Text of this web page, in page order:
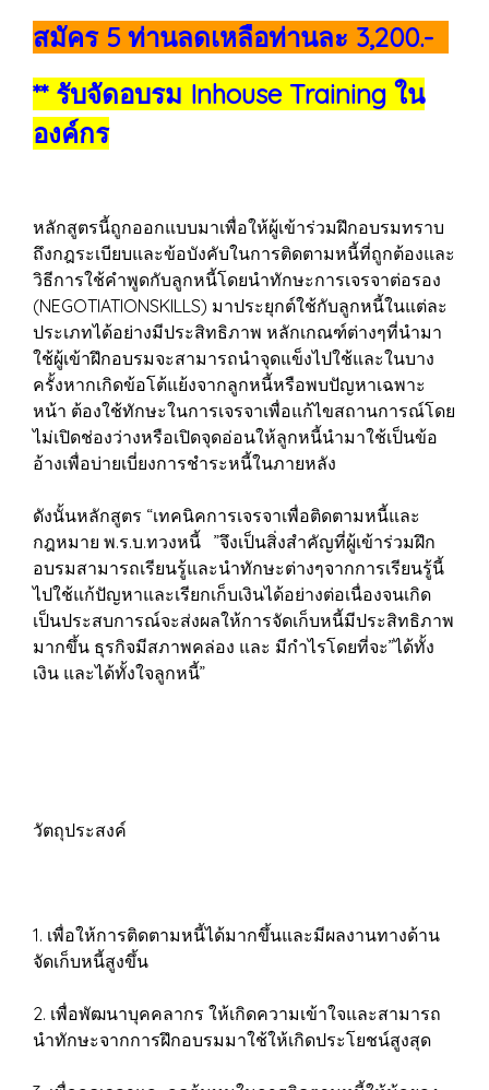
สมัคร 5 ท่านลดเหลือท่านละ 3,200.-
** รับจัดอบรม Inhouse Training ใน
องค์กร
หลักสูตรนี้ถูกออกแบบมาเพื่อให้ผู้เข้าร่วมฝึกอบรมทราบ
ถึงกฎระเบียบและข้อบังคับในการติดตามหนี้ที่ถูกต้องและ
วิธีการใช้คำพูดกับลูกหนี้โดยนำทักษะการเจรจาต่อรอง
(NEGOTIATIONSKILLS) มาประยุกต์ใช้กับลูกหนี้ในแต่ละ
ประเภทได้อย่างมีประสิทธิภาพ หลักเกณฑ์ต่างๆที่นำมา
ใช้ผู้เข้าฝึกอบรมจะสามารถนำจุดแข็งไปใช้และในบาง
ครั้งหากเกิดข้อโต้แย้งจากลูกหนี้หรือพบปัญหาเฉพาะ
หน้า ต้องใช้ทักษะในการเจรจาเพื่อแก้ไขสถานการณ์โดย
ไม่เปิดช่องว่างหรือเปิดจุดอ่อนให้ลูกหนี้นำมาใช้เป็นข้อ
อ้างเพื่อบ่ายเบี่ยงการชำระหนี้ในภายหลัง
ดังนั้นหลักสูตร “เทคนิคการเจรจาเพื่อติดตามหนี้และ
กฎหมาย พ.ร.บ.ทวงหนี้ ”จึงเป็นสิ่งสำคัญที่ผู้เข้าร่วมฝึก
อบรมสามารถเรียนรู้และนำทักษะต่างๆจากการเรียนรู้นี้
ไปใช้แก้ปัญหาและเรียกเก็บเงินได้อย่างต่อเนื่องจนเกิด
เป็นประสบการณ์จะส่งผลให้การจัดเก็บหนี้มีประสิทธิภาพ
มากขึ้น ธุรกิจมีสภาพคล่อง และ มีกำไรโดยที่จะ”ได้ทั้ง
เงิน และได้ทั้งใจลูกหนี้”
วัตถุประสงค์
1. เพื่อให้การติดตามหนี้ได้มากขึ้นและมีผลงานทางด้าน
จัดเก็บหนี้สูงขึ้น
2. เพื่อพัฒนาบุคคลากร ให้เกิดความเข้าใจและสามารถ
นำทักษะจากการฝึกอบรมมาใช้ให้เกิดประโยชน์สูงสุด